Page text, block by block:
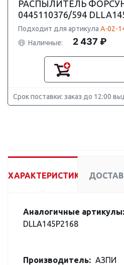
РАСПЫЛИТЕЛЬ
0445110376/594
Подходит для артикула А-02-
Наличные:
2 437 ₽
Срок поставки: заказ до 12:00
ХАРАКТЕРИСТИКИ
Аналогичные артикулы:
DLLA145P2168
Производитель: АЗПИ